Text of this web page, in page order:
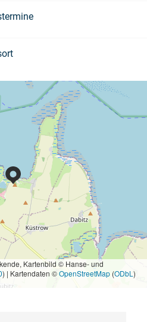
Kartenbild © Hanse- und
) | Kartendaten ©OpenStreetMap (ODbL )